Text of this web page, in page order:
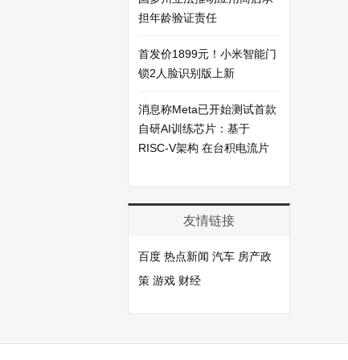
担年龄验证责任
首发价1899元！小米智能门
锁2人脸识别版上新
消息称Meta已开始测试首款
自研AI训练芯片：基于
RISC-V架构 在台积电流片
友情链接
百度 热点新闻 汽车 房产政
策 游戏 财经